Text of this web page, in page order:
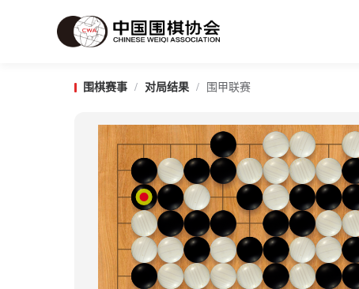
围棋赛事 / 对局结果 / 围甲联赛